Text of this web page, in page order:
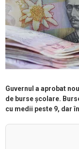
Guvernul a aprobat
de burse școlare.
cu medii peste 9, dar